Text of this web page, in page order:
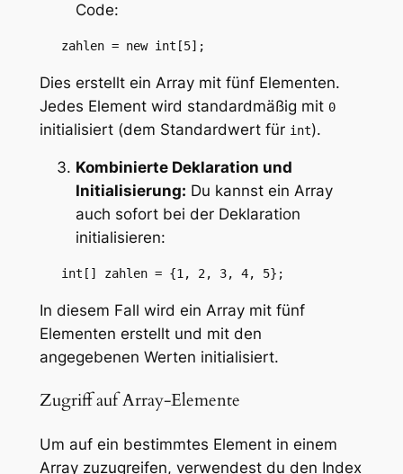
Code:
   zahlen = new int[5];
Dies erstellt ein Array mit fünf Elementen.
Jedes Element wird standardmäßig mit 0
initialisiert (dem Standardwert für int).
Kombinierte Deklaration und
Initialisierung: Du kannst ein Array
auch sofort bei der Deklaration
initialisieren:
   int[] zahlen = {1, 2, 3, 4, 5};
In diesem Fall wird ein Array mit fünf
Elementen erstellt und mit den
angegebenen Werten initialisiert.
Zugriff auf Array-Elemente
Um auf ein bestimmtes Element in einem
Array zuzugreifen, verwendest du den Index